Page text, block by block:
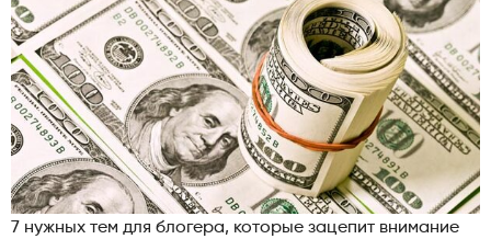
7 нужных тем для блогера, которые зацепит внимание